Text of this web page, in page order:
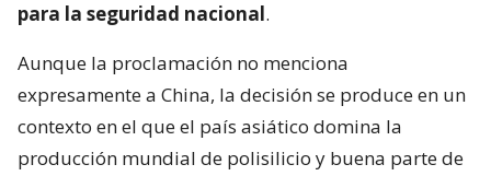
para la seguridad nacional.
Aunque la proclamación no menciona
expresamente a China, la decisión se produce en un
contexto en el que el país asiático domina la
producción mundial de polisilicio y buena parte de